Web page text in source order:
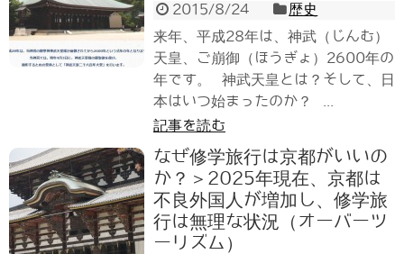
2015/8/24
歴史
来年、平成28年は、神武（じんむ）
天皇、ご崩御（ほうぎょ）2600年の
年です。 神武天皇とは？そして、日
本はいつ始まったのか？ ...
記事を読む
なぜ修学旅行は京都がいいの
か？＞2025年現在、京都は
不良外国人が増加し、修学旅
行は無理な状況（オーバーツ
ーリズム）